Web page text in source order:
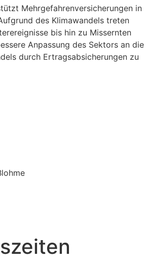
Mehrgefahrenversicherungen in
des Klimawandels treten
bis hin zu Missernten
Anpassung des Sektors an die
durch Ertragsabsicherungen zu